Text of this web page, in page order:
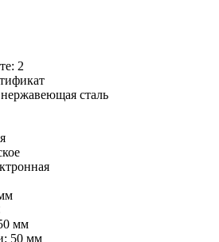
2
нержавеющая сталь
мм
50 мм